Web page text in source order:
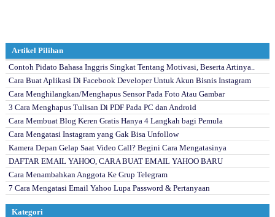
Artikel Pilihan
Contoh Pidato Bahasa Inggris Singkat Tentang Motivasi, Beserta Artinya..
Cara Buat Aplikasi Di Facebook Developer Untuk Akun Bisnis Instagram
Cara Menghilangkan/Menghapus Sensor Pada Foto Atau Gambar
3 Cara Menghapus Tulisan Di PDF Pada PC dan Android
Cara Membuat Blog Keren Gratis Hanya 4 Langkah bagi Pemula
Cara Mengatasi Instagram yang Gak Bisa Unfollow
Kamera Depan Gelap Saat Video Call? Begini Cara Mengatasinya
DAFTAR EMAIL YAHOO, CARA BUAT EMAIL YAHOO BARU
Cara Menambahkan Anggota Ke Grup Telegram
7 Cara Mengatasi Email Yahoo Lupa Password & Pertanyaan
Kategori